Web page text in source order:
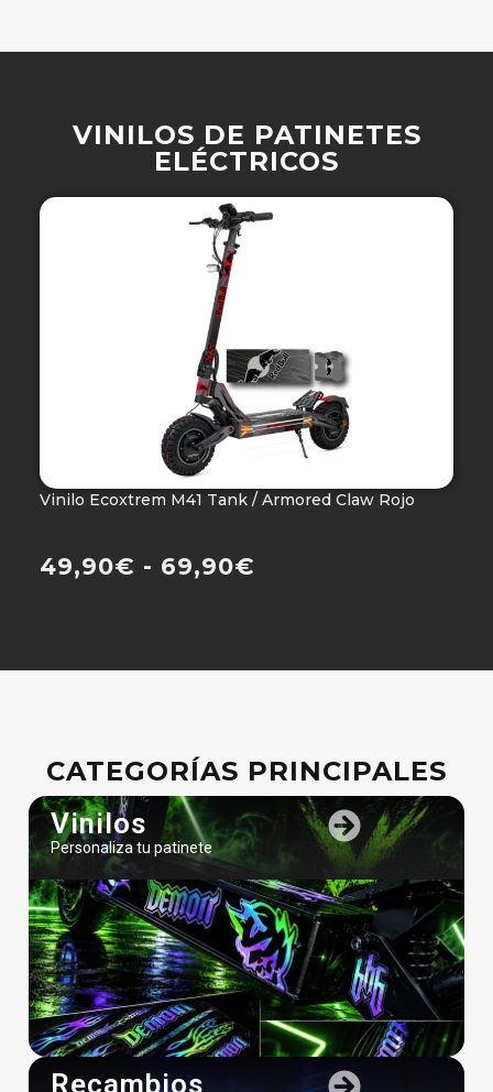
VINILOS DE PATINETES
ELÉCTRICOS
Vinilo Ecoxtrem M41 Tank / Armored Claw Rojo
49,90€ - 69,90€
CATEGORÍAS PRINCIPALES
Vinilos
Personaliza tu patinete
Recambios